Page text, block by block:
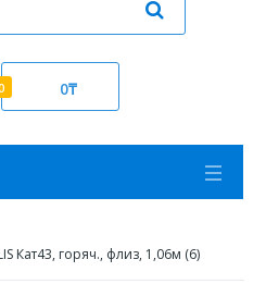
0₸
Кат43, горяч., флиз, 1,06м (6)